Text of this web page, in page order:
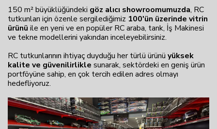
150 m² büyüklüğündeki göz alıcı showroomumuzda, RC
tutkunları için özenle sergilediğimiz 100'ün üzerinde vitrin
ürünü ile en yeni ve en popüler RC araba, tank, İş Makinesi
ve tekne modellerini yakından inceleyebilirsiniz.
RC tutkunlarının ihtiyaç duyduğu her türlü ürünü yüksek
kalite ve güvenilirlikle sunarak, sektördeki en geniş ürün
portföyüne sahip, en çok tercih edilen adres olmayı
hedefliyoruz.